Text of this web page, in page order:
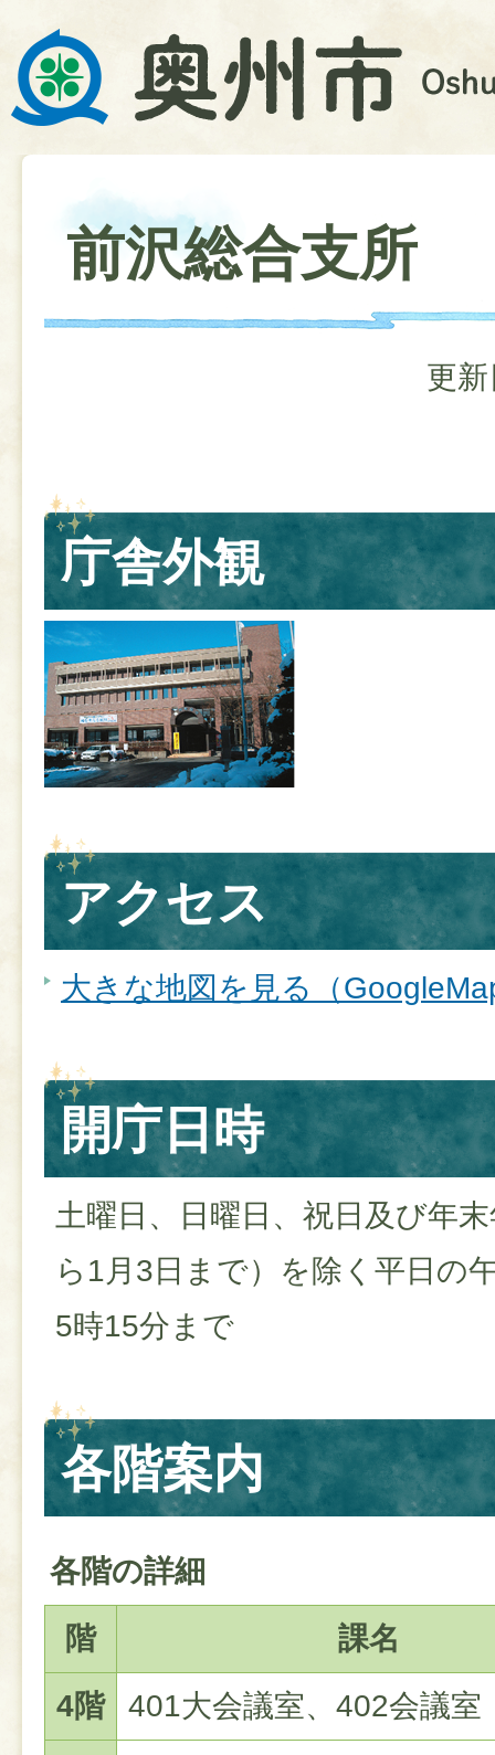
前沢総合支所
更
庁舎外観
アクセス
大きな地図を見る（
開庁日時
土曜日、日曜日、祝日及び年
ら1月3日まで）を除く平日の
5時15分まで
各階案内
各階の詳細
階
課名
4階
401大会議室、402会議室